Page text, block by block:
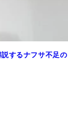
するナフサ不足の